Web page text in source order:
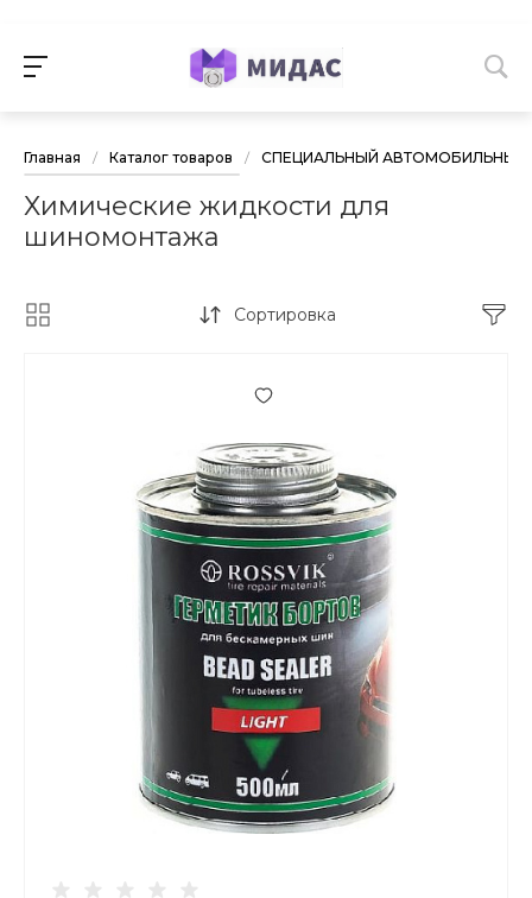
Главная / Каталог товаров / СПЕЦИАЛЬНЫЙ АВТОМОБИЛЬНЫЙ
Химические жидкости для
шиномонтажа
Сортировка